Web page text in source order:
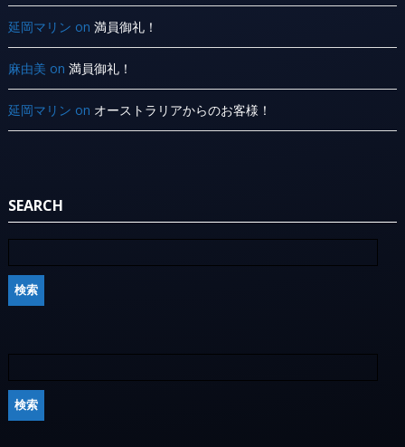
延岡マリン on 満員御礼！
麻由美 on 満員御礼！
延岡マリン on オーストラリアからのお客様！
SEARCH